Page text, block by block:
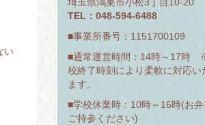
い
埼玉県鴻巣市小松3丁目10-20
TEL：048-594-6488
■事業所番号：1151700109
■通常運営時間：14時～17時
校終了時刻により柔軟に対応い
ます。
■学校休業時：10時～16時(お弁
ご持参ください)